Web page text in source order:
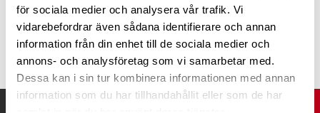
för sociala medier och analysera vår trafik. Vi
vidarebefordrar även sådana identifierare och annan
information från din enhet till de sociala medier och
annons- och analysföretag som vi samarbetar med.
Dessa kan i sin tur kombinera informationen med annan
information som du har tillhandahållit eller som de har
Tipsa